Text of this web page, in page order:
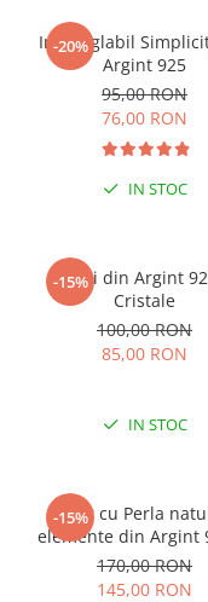
-20%
Inel reglabil
Argint 925
95,00 RON
76,00 RON
IN STOC
-15%
Cercei din Argint
Cristale
100,00 RON
85,00 RON
IN STOC
-15%
Colier cu Perla
elemente din Argint
margele Miyuki,
170,00 RON
145,00 RON